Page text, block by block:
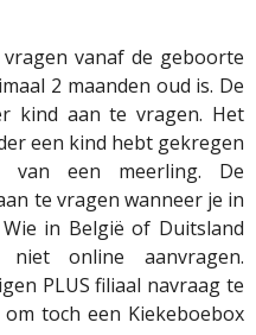
vanaf de geboorte
2 maanden oud is. De
kind aan te vragen. Het
een kind hebt gekregen
een meerling. De
te vragen wanneer je in
in België of Duitsland
online aanvragen.
PLUS filiaal navraag te
toch een Kiekeboebox